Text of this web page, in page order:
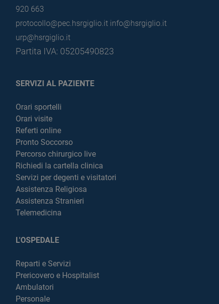
920 663
protocollo@pec.hsrgiglio.it info@hsrgiglio.it
urp@hsrgiglio.it
Partita IVA: 05205490823
SERVIZI AL PAZIENTE
Orari sportelli
Orari visite
Referti online
Pronto Soccorso
Percorso chirurgico live
Richiedi la cartella clinica
Servizi per degenti e visitatori
Assistenza Religiosa
Assistenza Stranieri
Telemedicina
L'OSPEDALE
Reparti e Servizi
Prericovero e Hospitalist
Ambulatori
Personale